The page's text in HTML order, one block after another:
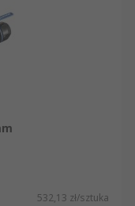
532,13 zł/sztuka